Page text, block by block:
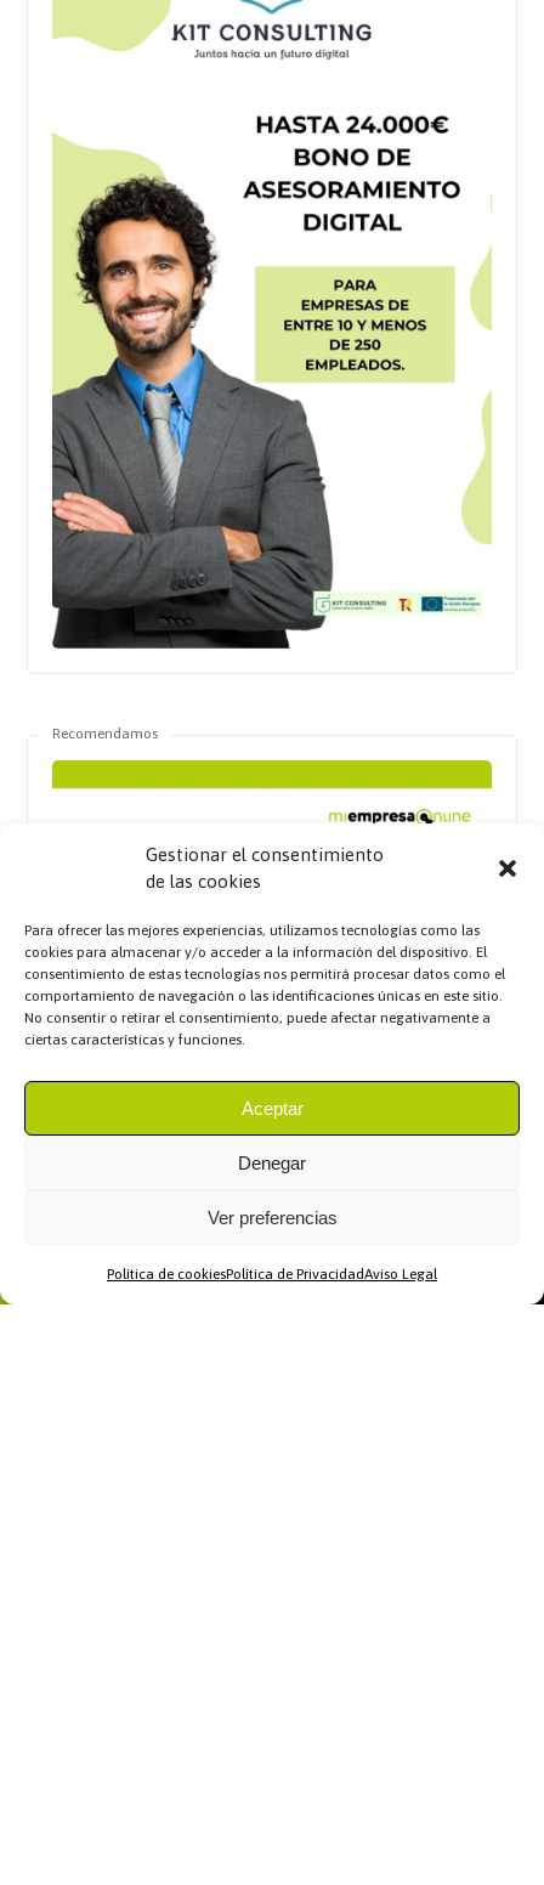
Gestionar el consentimiento
de las cookies
Para ofrecer las mejores experiencias, utilizamos tecnologías como las
cookies para almacenar y/o acceder a la información del dispositivo. El
consentimiento de estas tecnologías nos permitirá procesar datos como el
comportamiento de navegación o las identificaciones únicas en este sitio.
No consentir o retirar el consentimiento, puede afectar negativamente a
ciertas características y funciones.
Aceptar
Denegar
Ver preferencias
Política de cookiesPolítica de PrivacidadAviso Legal
Recomendamos
WhatsApp Llamar